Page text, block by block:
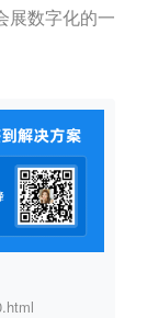
展数字化的一